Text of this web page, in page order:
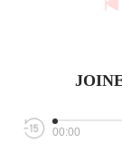
00:00